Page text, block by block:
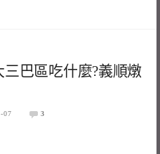
巴區吃什麼?義順燉
07 3